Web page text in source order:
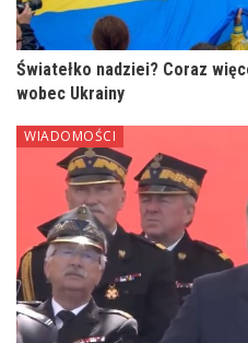
Światełko nadziei? Coraz
wobec Ukrainy
WIADOMOŚCI